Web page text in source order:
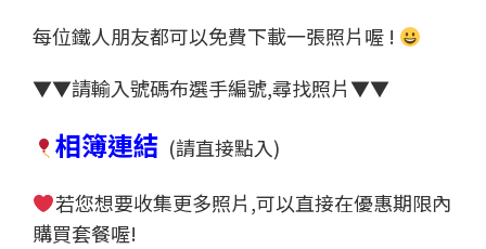
每位鐵人朋友都可以免費下載一張照片喔 !
▼▼請輸入號碼布選手編號,尋找照片▼▼
相簿連結 (請直接點入)
若您想要收集更多照片,可以直接在優惠期限內
購買套餐喔!